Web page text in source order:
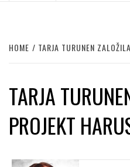
HOME TARJA TURUNEN
TARJA
PROJEKT